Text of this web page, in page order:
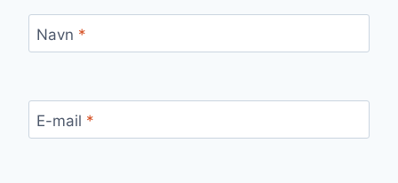
Navn *
E-mail *